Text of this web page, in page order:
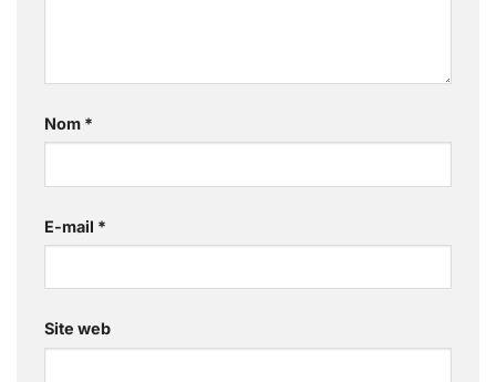
Nom *
E-mail *
Site web